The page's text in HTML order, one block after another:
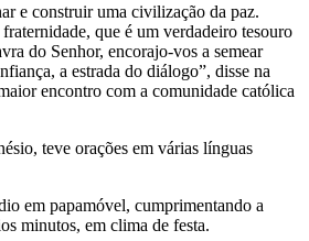
e construir uma civilização da paz.
que é um verdadeiro tesouro
do Senhor, encorajo-vos a semear
a estrada do diálogo”, disse na
encontro com a comunidade católica
teve orações em várias línguas
em papamóvel, cumprimentando a
minutos, em clima de festa.